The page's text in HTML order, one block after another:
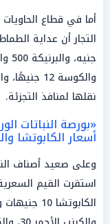
أما في قطاع
نقلها لمنافذ التجزئة.
«بورصة النباتات
أسعار الكابوتشا
وعلى صعيد أصناف
استقرت القيم